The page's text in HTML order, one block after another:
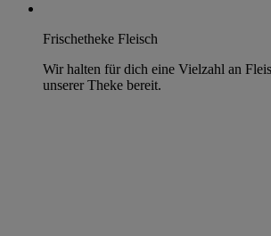
Frischetheke Fleisch
Wir halten für dich eine Vielzahl an
unserer Theke bereit.